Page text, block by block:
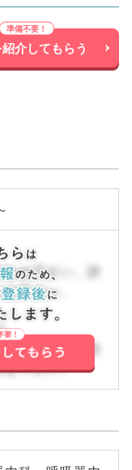
介してもらう
せ下さい。詳
下さい。
せ下さい。詳
せ下さい。